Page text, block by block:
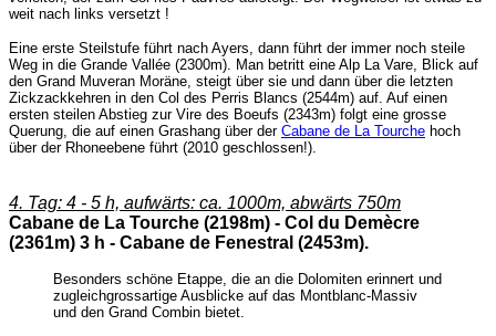
weit nach links versetzt !
Eine erste Steilstufe führt nach Ayers, dann führt der immer noch steile
Weg in die Grande Vallée (2300m). Man betritt eine Alp La Vare, Blick auf
den Grand Muveran Moräne, steigt über sie und dann über die letzten
Zickzackkehren in den Col des Perris Blancs (2544m) auf. Auf einen
ersten steilen Abstieg zur Vire des Boeufs (2343m) folgt eine grosse
Querung, die auf einen Grashang über der Cabane de La Tourche hoch
über der Rhoneebene führt (2010 geschlossen!).
4. Tag: 4 - 5 h, aufwärts: ca. 1000m, abwärts 750m
Cabane de La Tourche (2198m) - Col du Demècre
(2361m) 3 h - Cabane de Fenestral (2453m).
Besonders schöne Etappe, die an die Dolomiten erinnert und
zugleichgrossartige Ausblicke auf das Montblanc-Massiv
und den Grand Combin bietet.